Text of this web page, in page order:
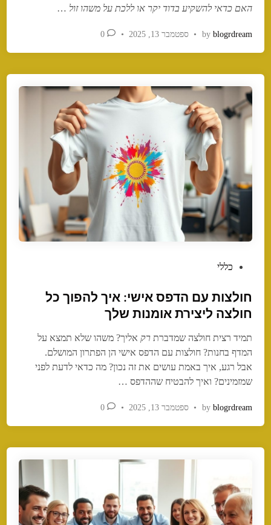
האם כדאי להשקיע בדוד יקר או ללכת על משהו זול …
by blogrdream
• ספטמבר 13, 2025 •
0
s
t
d
i
n
כללי
חולצות עם הדפס אישי: איך להפוך כל
חולצה ליצירת אומנות שלך
תמיד רצית חולצה שמדברתרק אליך? משהו שלא תמצא על
המדף בחנות? חולצות עם הדפס אישי הן הפתרון המושלם.
אבל רגע, איך באמת עושים את זה נכון? מה כדאי לדעת לפני
שמזמינים? ואיך להבטיח שההדפס …
by blogrdream
• ספטמבר 13, 2025 •
0